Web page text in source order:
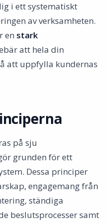
i ett systematiskt
av verksamheten.
en stark
att hela din
att uppfylla kundernas
på sju
grunden för ett
Dessa principer
engagemang från
ständiga
beslutsprocesser samt